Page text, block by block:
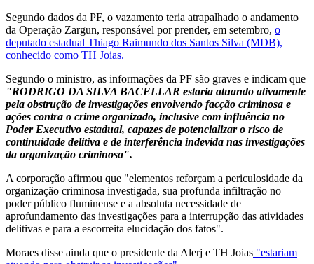
Segundo dados da PF, o vazamento teria atrapalhado o andamento
da Operação Zargun, responsável por prender, em setembro, o
deputado estadual Thiago Raimundo dos Santos Silva (MDB),
conhecido como TH Joias.
Segundo o ministro, as informações da PF são graves e indicam que
"RODRIGO DA SILVA BACELLAR estaria atuando ativamente
pela obstrução de investigações envolvendo facção criminosa e
ações contra o crime organizado, inclusive com influência no
Poder Executivo estadual, capazes de potencializar o risco de
continuidade delitiva e de interferência indevida nas investigações
da organização criminosa".
A corporação afirmou que "elementos reforçam a periculosidade da
organização criminosa investigada, sua profunda infiltração no
poder público fluminense e a absoluta necessidade de
aprofundamento das investigações para a interrupção das atividades
delitivas e para a escorreita elucidação dos fatos".
Moraes disse ainda que o presidente da Alerj e TH Joias "estariam